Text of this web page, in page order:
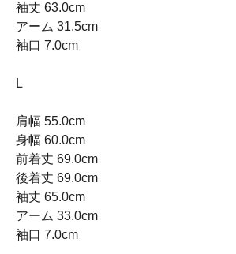
袖丈 63.0cm
アーム 31.5cm
袖口 7.0cm
L
肩幅 55.0cm
身幅 60.0cm
前着丈 69.0cm
後着丈 69.0cm
袖丈 65.0cm
アーム 33.0cm
袖口 7.0cm